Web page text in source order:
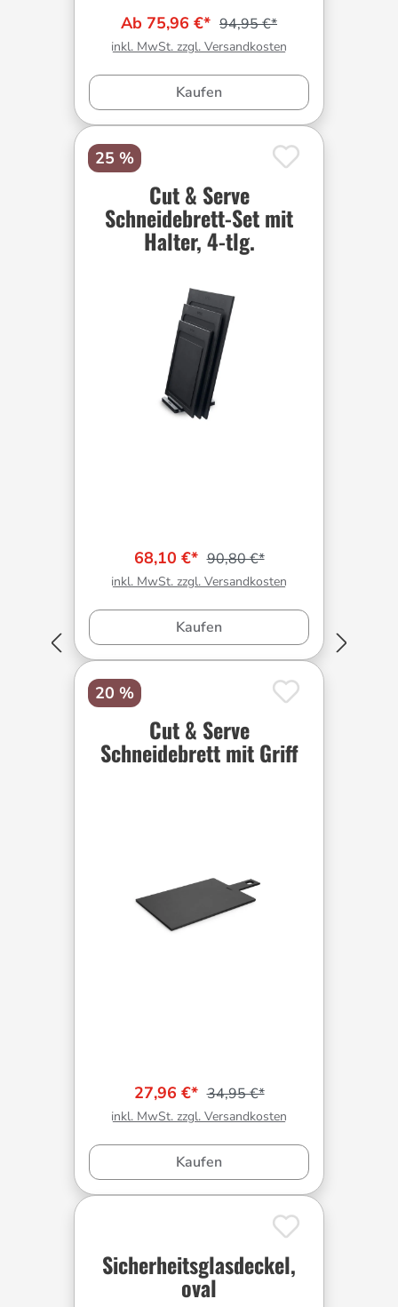
Ab 75,96 €* 94,95 €*
inkl. MwSt. zzgl. Versandkosten
Kaufen
25 %
Cut & Serve
Schneidebrett-Set mit
Halter, 4-tlg.
68,10 €* 90,80 €*
inkl. MwSt. zzgl. Versandkosten
Kaufen
20 %
Cut & Serve
Schneidebrett mit Griff
27,96 €* 34,95 €*
inkl. MwSt. zzgl. Versandkosten
Kaufen
Sicherheitsglasdeckel,
oval